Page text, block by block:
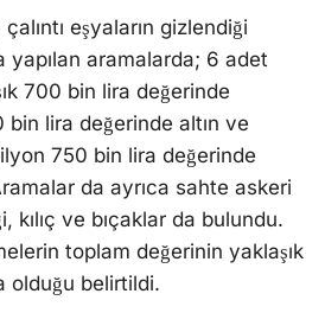
eşyaların gizlendiği
yapılan aramalarda; 6 adet
700 bin lira değerinde
lira değerinde altın ve
750 bin lira değerinde
da ayrıca sahte askeri
kılıç ve bıçaklar da bulundu.
toplam değerinin yaklaşık
olduğu belirtildi.